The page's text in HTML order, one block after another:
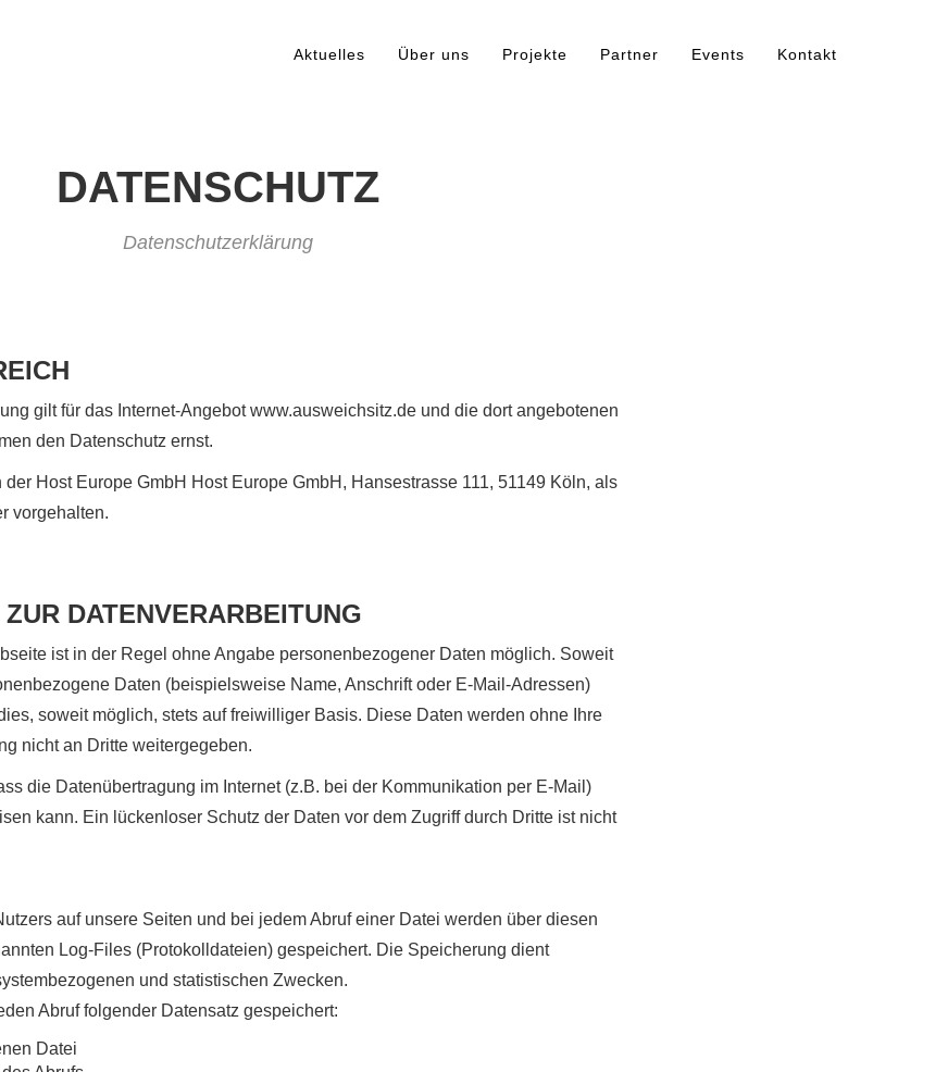
Aktuelles Über uns Projekte Partner Events Kontakt
DATENSCHUTZ
Datenschutzerklärung
gilt für das Internet-Angebot www.ausweichsitz.de und die dort angebotenen
den Datenschutz ernst.
Host Europe GmbH Host Europe GmbH, Hansestrasse 111, 51149 Köln, als
vorgehalten.
DATENVERARBEITUNG
ist in der Regel ohne Angabe personenbezogener Daten möglich. Soweit
Daten (beispielsweise Name, Anschrift oder E-Mail-Adressen)
soweit möglich, stets auf freiwilliger Basis. Diese Daten werden ohne Ihre
nicht an Dritte weitergegeben.
die Datenübertragung im Internet (z.B. bei der Kommunikation per E-Mail)
kann. Ein lückenloser Schutz der Daten vor dem Zugriff durch Dritte ist nicht
auf unsere Seiten und bei jedem Abruf einer Datei werden über diesen
Log-Files (Protokolldateien) gespeichert. Die Speicherung dient
und statistischen Zwecken.
Abruf folgender Datensatz gespeichert:
Datei